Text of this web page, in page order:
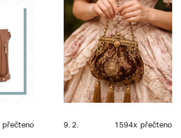
přečteno 9. 2. 1594x přečteno